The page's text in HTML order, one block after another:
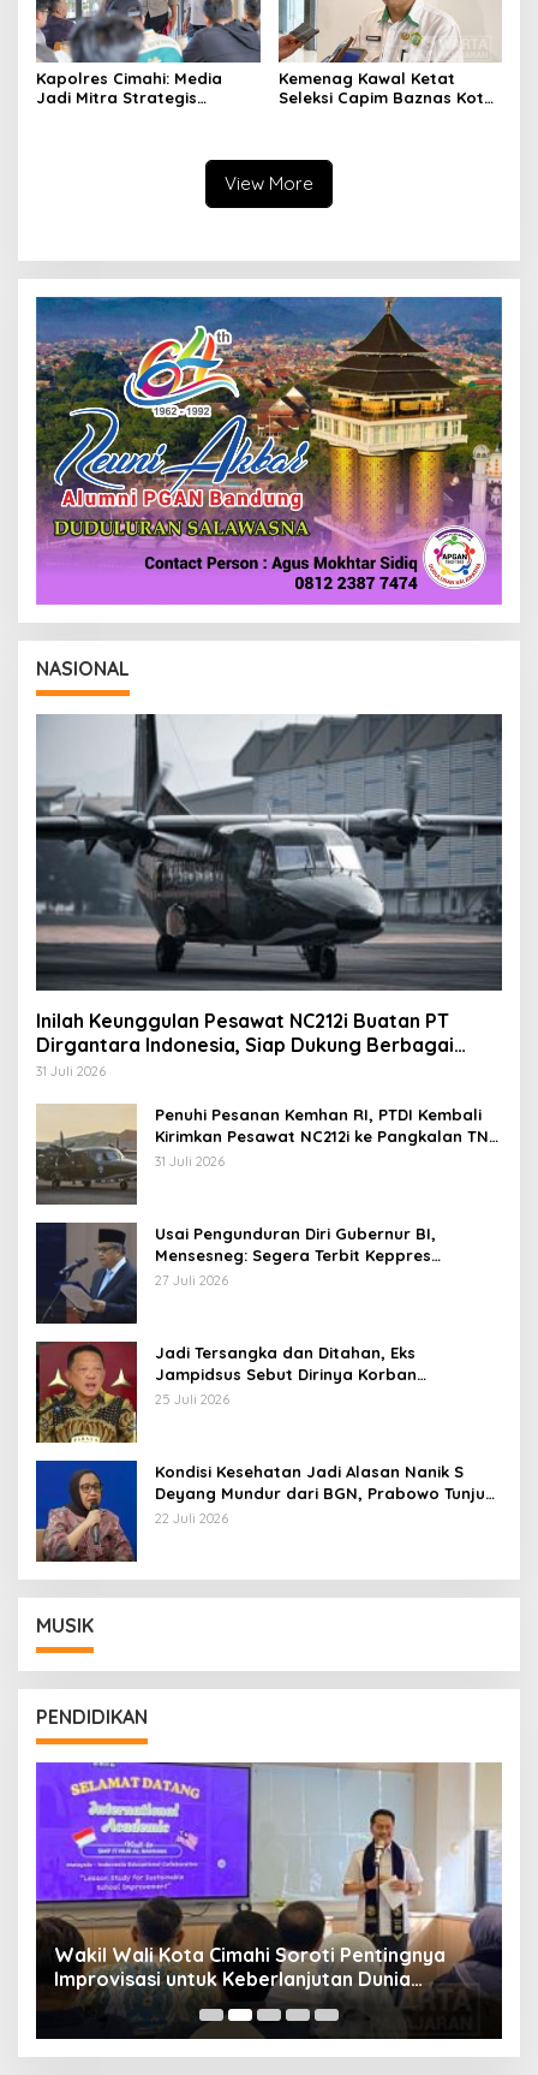
Kapolres Cimahi: Media
Jadi Mitra Strategis
Kemenag Kawal Ketat
Seleksi Capim Baznas Kota
Berintegritas
View More
NASIONAL
Inilah Keunggulan Pesawat NC212i Buatan PT
Dirgantara Indonesia, Siap Dukung Berbagai
Operasi TNI
31 Juli 2026
Penuhi Pesanan Kemhan RI, PTDI Kembali
Kirimkan Pesawat NC212i ke Pangkalan TNI
AU
31 Juli 2026
Usai Pengunduran Diri Gubernur BI,
Mensesneg: Segera Terbit Keppres
Pemberhentian dengan Hormat
27 Juli 2026
Jadi Tersangka dan Ditahan, Eks
Jampidsus Sebut Dirinya Korban
Kriminalisasi
25 Juli 2026
Kondisi Kesehatan Jadi Alasan Nanik S
Deyang Mundur dari BGN, Prabowo Tunjuk
Wamentan Sudaryono
22 Juli 2026
MUSIK
PENDIDIKAN
Wakil Wali Kota Cimahi Soroti Pentingnya
Improvisasi untuk Keberlanjutan Dunia
Pendidikan